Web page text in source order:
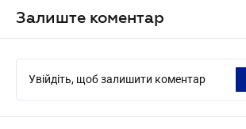
Залиште коментар
Увійдіть, щоб залишити коментар